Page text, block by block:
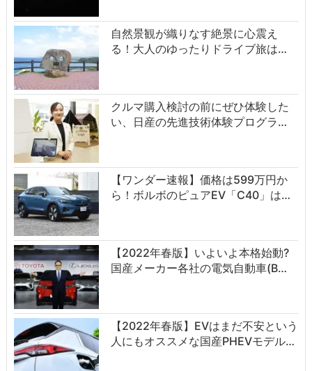
自然景観が織りなす絶景に心震え
る！大人のゆったりドライブ旅は…
クルマ購入検討の前にぜひ体験した
い、日産の先進技術体験プログラ…
【ワンダー速報】価格は599万円か
ら！ボルボのピュアEV「C40」は…
【2022年春版】いよいよ本格始動?
国産メーカー各社の電気自動車(B…
【2022年春版】EVはまだ不安という
人にもオススメな国産PHEVモデル…